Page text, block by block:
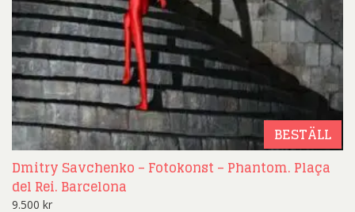
BESTÄLL
Dmitry Savchenko – Fotokonst – Phantom. Plaça
del Rei. Barcelona
9.500 kr